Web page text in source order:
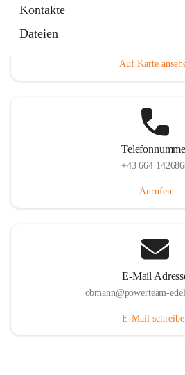
Kontakte
DateienEdelsbach 75a, 8332 Edelsbach
Auf Karte
+43 664
Anrufen
E-Mail
obmann@powerteam-
E-Mail